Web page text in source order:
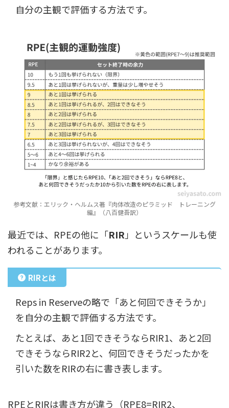
自分の主観で評価する方法です。
参考文献：エリック・ヘルムス著『肉体改造のピラミッド トレーニング
編』（八百健吾訳）
最近では、RPEの他に「RIR 」というスケールも使
われることがあります。
RIRとは
Reps in Reserveの略で「あと何回できそうか」
を自分の主観で評価する方法です。
たとえば、あと1回できそうならRIR1、あと2回
できそうならRIR2と、何回できそうだったかを
引いた数をRIRの右に書き表します。
RPEとRIRは書き方が違う（RPE8=RIR2、